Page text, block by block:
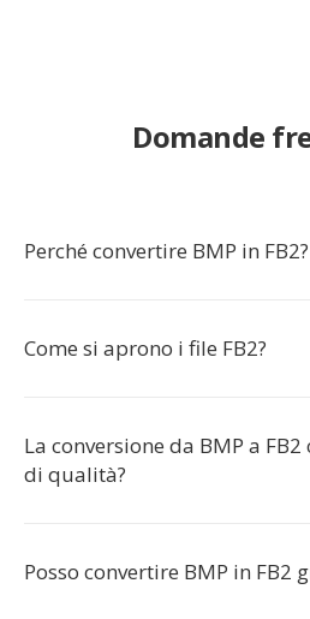
Domande
Perché convertire BMP in FB2?
Come si aprono i file FB2?
La conversione da BMP a
di qualità?
Posso convertire BMP in FB2